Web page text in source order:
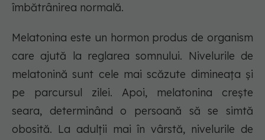
îmbătrânirea normală.
Melatonina este un hormon produs de organism
care ajută la reglarea somnului. Nivelurile de
melatonină sunt cele mai scăzute dimineața și
pe parcursul zilei. Apoi, melatonina crește
seara, determinând o persoană să se simtă
obosită. La adulții mai în vârstă, nivelurile de